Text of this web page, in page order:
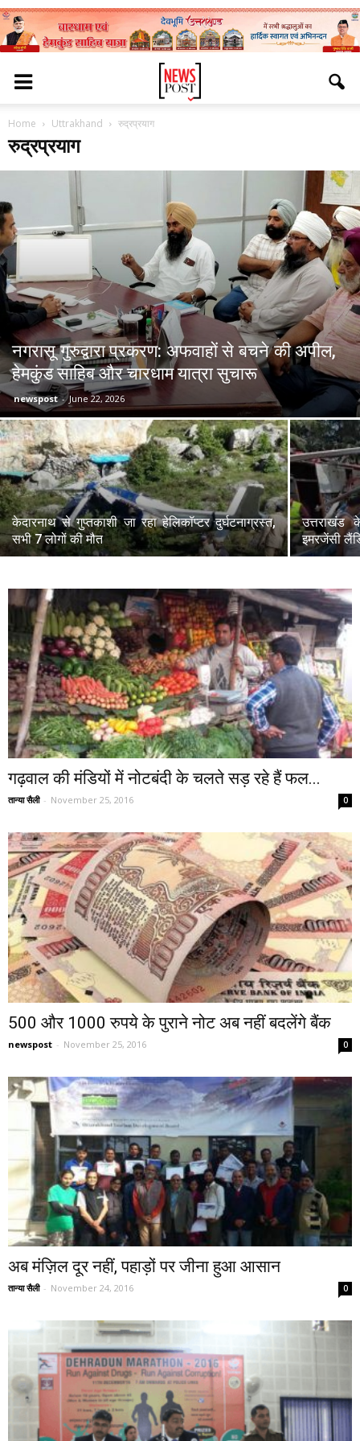
Home Uttrakhand रुद्रप्रयाग
रुद्रप्रयाग
नगरासू गुरुद्वारा प्रकरण: अफवाहों से बचने की अपील,
हेमकुंड साहिब और चारधाम यात्रा सुचारू
newspost - June 22, 2026
केदारनाथ से गुप्तकाशी जा रहा हेलिकॉप्टर दुर्घटनाग्रस्त,
सभी 7 लोगों की मौत
उत्तराखंड
इमरजेंसी
गढ़वाल की मंडियों में नोटबंदी के चलते सड़ रहे हैं फल...
तान्या सैली - November 25, 2016 0
500 और 1000 रुपये के पुराने नोट अब नहीं बदलेंगे बैंक
newspost - November 25, 2016 0
अब मंज़िल दूर नहीं, पहाड़ों पर जीना हुआ आसान
तान्या सैली - November 24, 2016 0